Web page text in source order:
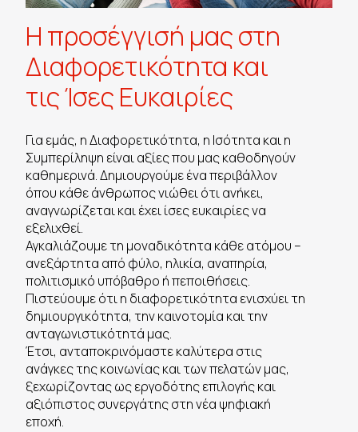
Η προσέγγισή μας στη
Διαφορετικότητα και
τις Ίσες Ευκαιρίες
Για εμάς, η Διαφορετικότητα, η Ισότητα και η
Συμπερίληψη είναι αξίες που μας καθοδηγούν
καθημερινά. Δημιουργούμε ένα περιβάλλον
όπου κάθε άνθρωπος νιώθει ότι ανήκει,
αναγνωρίζεται και έχει ίσες ευκαιρίες να
εξελιχθεί.
Αγκαλιάζουμε τη μοναδικότητα κάθε ατόμου –
ανεξάρτητα από φύλο, ηλικία, αναπηρία,
πολιτισμικό υπόβαθρο ή πεποιθήσεις.
Πιστεύουμε ότι η διαφορετικότητα ενισχύει τη
δημιουργικότητα, την καινοτομία και την
ανταγωνιστικότητά μας.
Έτσι, ανταποκρινόμαστε καλύτερα στις
ανάγκες της κοινωνίας και των πελατών μας,
ξεχωρίζοντας ως εργοδότης επιλογής και
αξιόπιστος συνεργάτης στη νέα ψηφιακή
εποχή.